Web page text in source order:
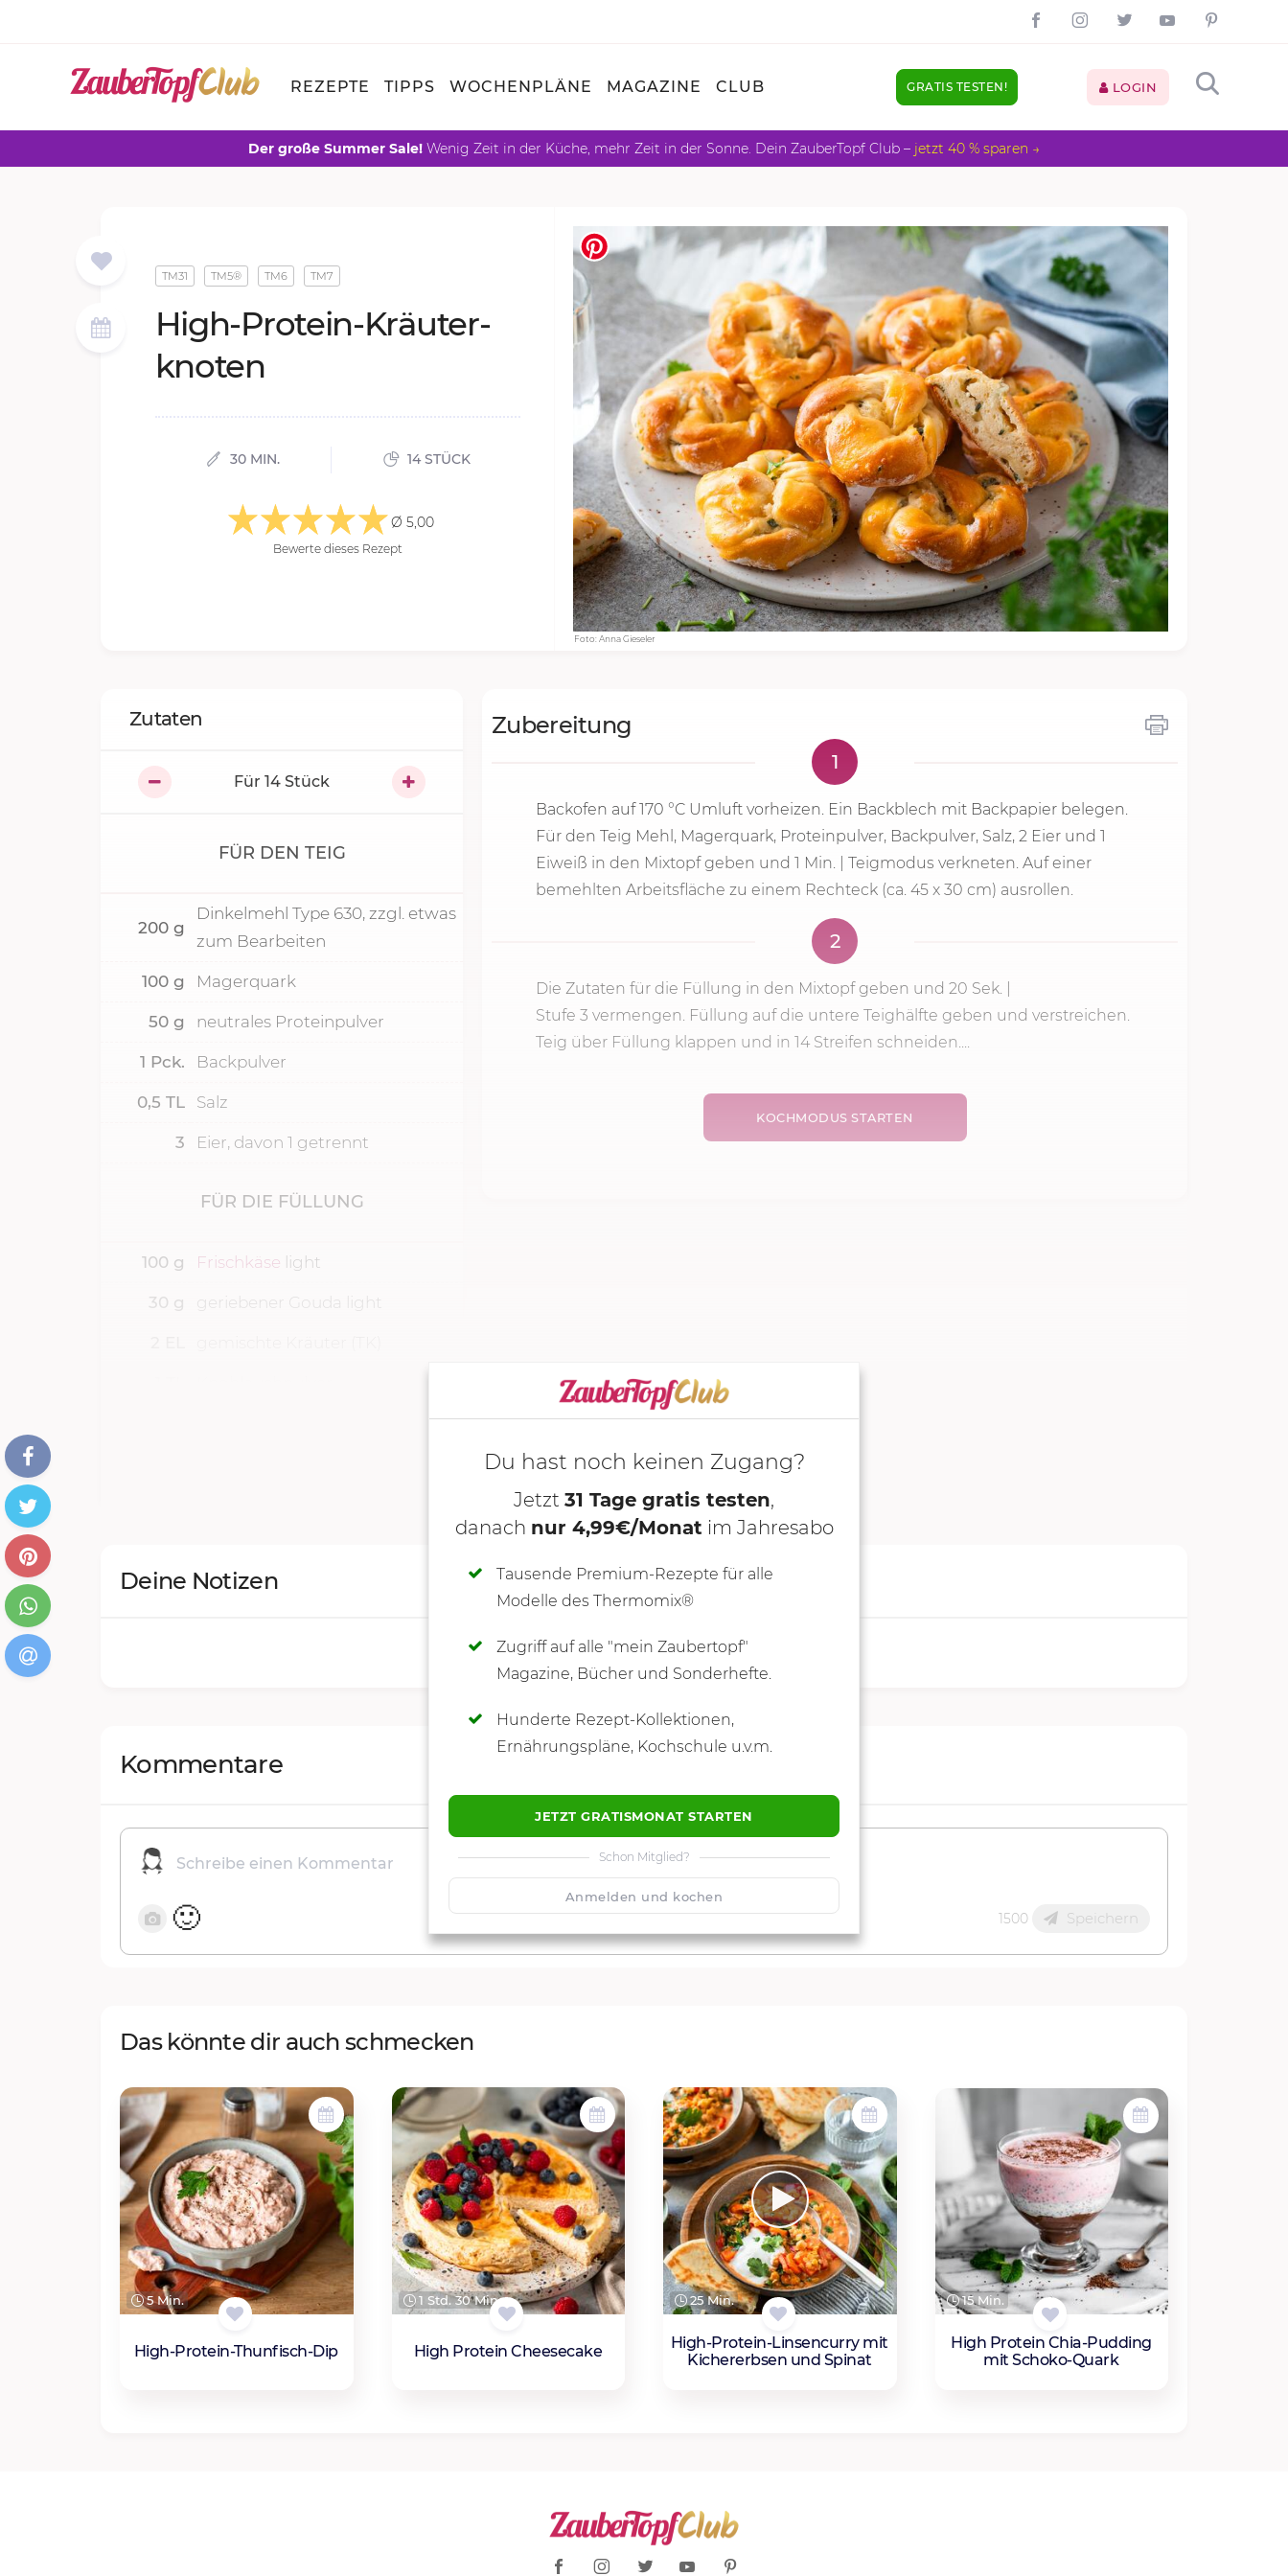
REZEPTE TIPPS WOCHENPLÄNE MAGAZINE CLUB GRATIS TESTEN! LOGIN
Der große Summer Sale! Wenig Zeit in der Küche, mehr Zeit in der Sonne. Dein ZauberTopf Club – jetzt 40 % sparen →
Foto: Anna Gieseler
TM31 TM5® TM6 TM7
High-Pro­te­in-Kräu­ter­
kno­ten
30 MIN. 14 STÜCK
Ø 5,00
Bewerte dieses Rezept
Zubereitung
1
Backofen auf170 °C Umluft vorheizen. Ein Backblech mit Backpapier belegen.
Für den Teig Mehl, Magerquark, Proteinpulver, Backpulver, Salz, 2 Eier und 1
Eiweiß in den Mixtopf geben und 1 Min.
| Teigmodus verkneten. Auf einer
bemehlten Arbeitsfläche zu einem Rechteck (ca. 45 x 30 cm) ausrollen.
2
Die Zutaten für die Füllung in den Mixtopf geben und 20 Sek.
Stufe 3 vermengen. Füllung auf die untere Teighälfte geben und verstreichen.
Teig über Füllung klappen und in 14 Streifen schneiden....
KOCHMODUS STARTEN
Zutaten
Für 14 Stück
FÜR DEN TEIG
200 g
Dinkelmehl Type 630, zzgl. etwas
zum Bearbeiten
100 g Magerquark
50 g neutrales Proteinpulver
1 Pck. Backpulver
0,5 TL Salz
3 Eier, davon 1 getrennt
FÜR DIE FÜLLUNG
100 g Frischkäse light
30 g geriebener Gouda light
Deine Notizen
SCHREIBE NEUE NOTIZ
Du hast noch keinen Zugang?
Jetzt 31 Tage gratis testen,
danach nur 4,99€/Monat im Jahresabo
Tausende Premium-Rezepte für alle
Modelle des Thermomix®
Zugriff auf alle "mein Zaubertopf"
Magazine, Bücher und Sonderhefte.
Hunderte Rezept-Kollektionen,
Ernährungspläne, Kochschule u.v.m.
JETZT GRATISMONAT STARTEN
Schon Mitglied?
Anmelden und kochen
Kommentare
🙂 1500 Speichern
Das könnte dir auch schmecken
5 Min.
High-Protein-Thunfisch-Dip
1 Std. 30 Min.
High Protein Cheesecake
25 Min.
High-Protein-Linsencurry mit
Kichererbsen und Spinat
15 Min.
High Pro­te­in Chia-Pud­ding
mit Scho­ko-Quark